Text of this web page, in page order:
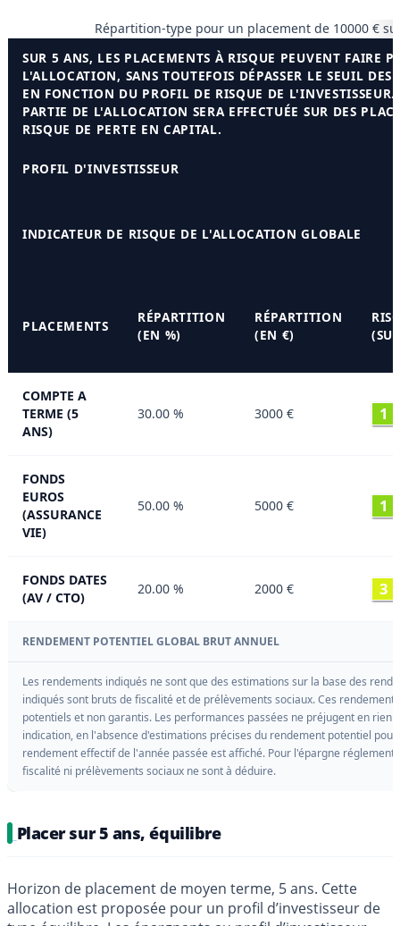
Répartition-type pour un placement de 10000 €
SUR 5 ANS, LES PLACEMENTS À RISQUE PEUVENT FAIRE
L'ALLOCATION, SANS TOUTEFOIS DÉPASSER LE SEUIL
EN FONCTION DU PROFIL DE RISQUE DE
PARTIE DE L'ALLOCATION SERA EFFECTUÉE SUR DES
RISQUE DE PERTE EN CAPITAL.
PROFIL D'INVESTISSEUR
INDICATEUR DE RISQUE DE L'ALLOCATION GLOBALE
PLACEMENTS
RÉPARTITION
(EN %)
RÉPARTITION
(EN €)
COMPTE A
TERME (5
ANS)
30.00 % 3000 € 1
FONDS
EUROS
(ASSURANCE
VIE)
50.00 % 5000 € 1
FONDS DATES
(AV / CTO)
20.00 % 2000 € 3
RENDEMENT POTENTIEL GLOBAL BRUT ANNUEL
Les rendements indiqués ne sont que des estimations sur la base des
indiqués sont bruts de fiscalité et de prélèvements sociaux. Ces
potentiels et non garantis. Les performances passées ne préjugent en rien
indication, en l'absence d'estimations précises du rendement potentiel pour
rendement effectif de l'année passée est affiché. Pour l'épargne
fiscalité ni prélèvements sociaux ne sont à déduire.
Placer sur 5 ans, équilibre
Horizon de placement de moyen terme, 5 ans. Cette
allocation est proposée pour un profil d’investisseur de